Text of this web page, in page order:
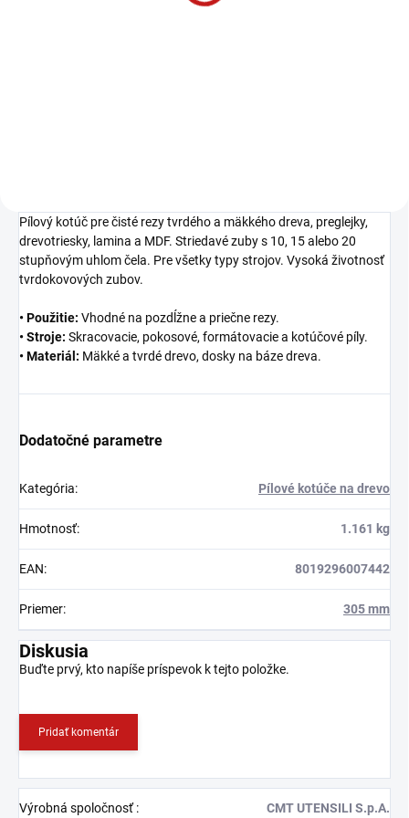
Pílový kotúč pre čisté rezy tvrdého a mäkkého dreva, preglejky,
drevotriesky, lamina a MDF. Striedavé zuby s 10, 15 alebo 20
stupňovým uhlom čela. Pre všetky typy strojov. Vysoká životnosť
tvrdokovových zubov.
• Použitie: Vhodné na pozdĺžne a priečne rezy.
• Stroje: Skracovacie, pokosové, formátovacie a kotúčové píly.
• Materiál: Mäkké a tvrdé drevo, dosky na báze dreva.
Dodatočné parametre
Kategória: Pílové kotúče na drevo
Hmotnosť: 1.161 kg
EAN: 8019296007442
Priemer: 305 mm
Diskusia
Buďte prvý, kto napíše príspevok k tejto položke.
Pridať komentár
Výrobná spoločnosť: CMT UTENSILI S.p.A.